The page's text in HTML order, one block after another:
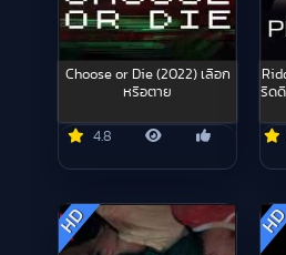
Choose or Die (2022) เลือก
หรือตาย
4.8
ริด
HD